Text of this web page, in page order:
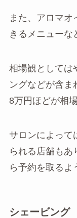
また、アロマ
きるメニューな
相場観としては
ングなどが含ま
8万円ほどが相場
サロンによって
られる店舗も
ら予約を取るよ
シェービング